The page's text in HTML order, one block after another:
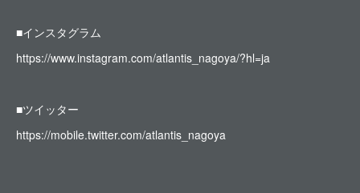
■インスタグラム
https://www.instagram.com/atlantis_nagoya/?hl=ja
■ツイッター
https://mobile.twitter.com/atlantis_nagoya